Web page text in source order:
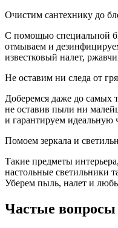
Очистим сантехнику до
С помощью специальной
отмываем и
известковый налет,
Не оставим ни следа от
Доберемся даже до самых
не оставив пыли ни
и гарантируем идеальную
Помоем зеркала и
Такие предметы
настольные светильники
Уберем пыль, налет и
Частые вопросы